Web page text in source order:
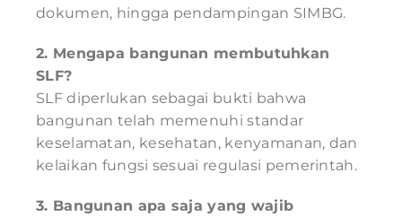
dokumen, hingga pendampingan SIMBG.
2. Mengapa bangunan membutuhkan
SLF?
SLF diperlukan sebagai bukti bahwa
bangunan telah memenuhi standar
keselamatan, kesehatan, kenyamanan, dan
kelaikan fungsi sesuai regulasi pemerintah.
3. Bangunan apa saja yang wajib